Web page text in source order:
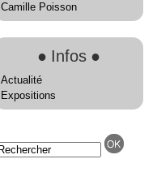
Camille Poisson
● Infos ●
Actualité
Expositions